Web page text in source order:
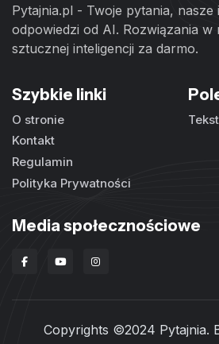
Pytajnia.pl - Twoje pytania, nasze
odpowiedzi od AI. Rozwiązania w
sztucznej inteligencji za darmo.
Szybkie linki
O stronie
Kontakt
Regulamin
Polityka Prywatności
Media społecznościowe
Copyrights ©2024 Pytajnia.